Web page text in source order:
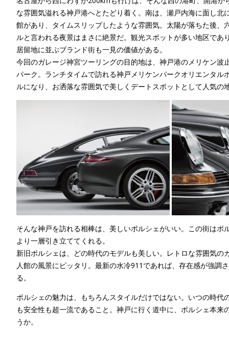
な雰囲気溢れる神戸港へとたどり着く。南は、瀬戸内海に面し北
館があり、タイムスリップしたような雰囲気。太陽が落ちた後、
ルと言われる夜景はまさに絶景だ。観光スポットが多い地区であ
居留地に並ぶブランド街も一見の価値がある。
今回のガレージ神宮ツーリングの目的地は、神戸港のメリケン波
パーク。ランチタイムで訪れる神戸メリケンパークオリエンタル
ルになり、お洒落な雰囲気で美しくデートスポットとして人気の
そんな神戸を訪れる相棒は、美しいポルシェがいい。この街はポ
より一層引き立ててくれる。
新旧ポルシェは、どの時代のモデルも美しい。レトロな雰囲気の
人館の風景にピッタリ。最新の水冷911であれば、存在感が強調
る。
ポルシェの魅力は、もちろんスタイルだけではない。いつの時代
も安全性も超一流であること。神戸に行く道中に、ポルシェ本来
うか。